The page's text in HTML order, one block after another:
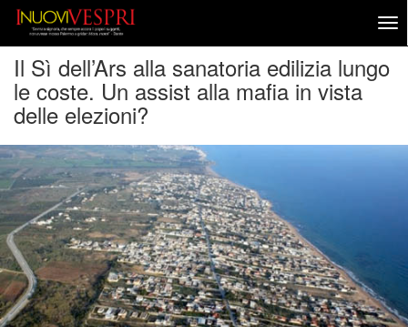
Il Sì dell’Ars alla sanatoria edilizia lungo
le coste. Un assist alla mafia in vista
delle elezioni?